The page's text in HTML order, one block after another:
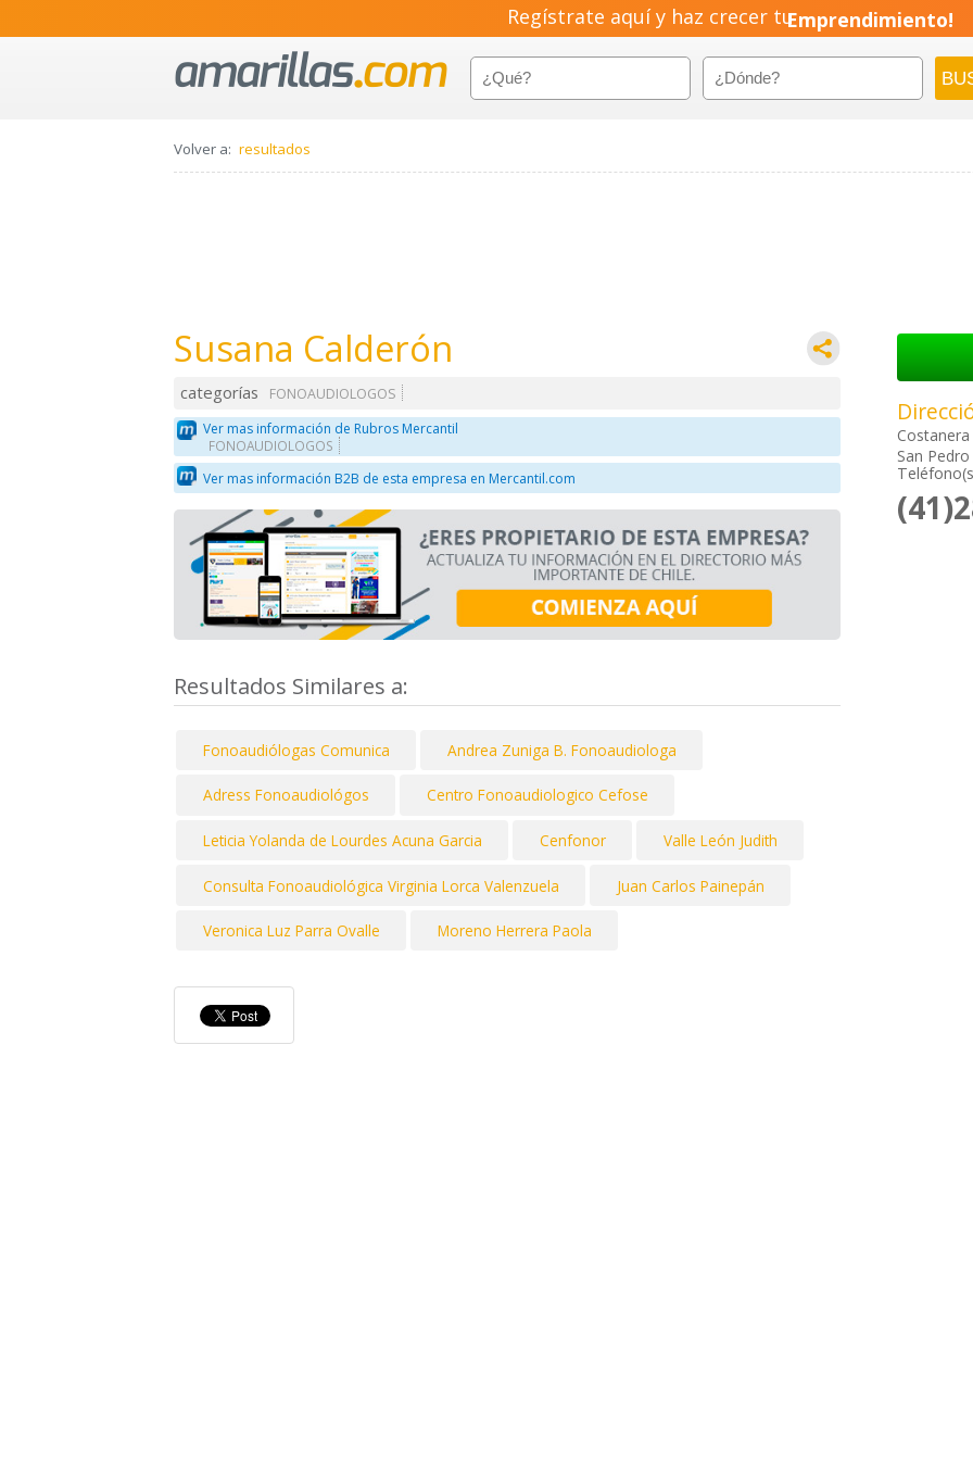
Regístrate aquí y haz crecer tuEmprendimiento!
Volver a: resultados
Susana Calderón
categorías
FONOAUDIOLOGOS
Ver mas información de Rubros Mercantil
FONOAUDIOLOGOS
Ver mas información B2B de esta empresa en Mercantil.com
Resultados Similares a:
Fonoaudiólogas Comunica Andrea Zuniga B. Fonoaudiologa
Adress Fonoaudiológos Centro Fonoaudiologico Cefose
Leticia Yolanda de Lourdes Acuna Garcia Cenfonor Valle León Judith
Consulta Fonoaudiológica Virginia Lorca Valenzuela Juan Carlos Painepán
Veronica Luz Parra Ovalle Moreno Herrera Paola
San